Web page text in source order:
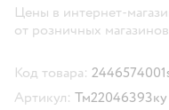
Цены в интернет-
от розничных
Код товара:
Артикул: Тм22046393ку